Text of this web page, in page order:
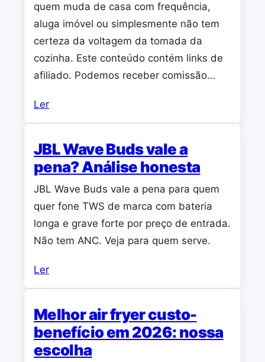
quem muda de casa com frequência,
aluga imóvel ou simplesmente não tem
certeza da voltagem da tomada da
cozinha. Este conteúdo contém links de
afiliado. Podemos receber comissão…
Ler
JBL Wave Buds vale a
pena? Análise honesta
JBL Wave Buds vale a pena para quem
quer fone TWS de marca com bateria
longa e grave forte por preço de entrada.
Não tem ANC. Veja para quem serve.
Ler
Melhor air fryer custo-
benefício em 2026: nossa
escolha